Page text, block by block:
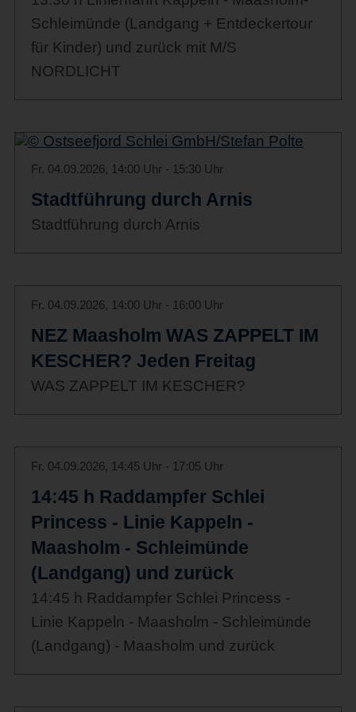
Schleimünde (Landgang + Entdeckertour
für Kinder) und zurück mit M/S
NORDLICHT
Fr. 04.09.2026, 14:00 Uhr - 15:30 Uhr
Stadtführung durch Arnis
Stadtführung durch Arnis
Fr. 04.09.2026, 14:00 Uhr - 16:00 Uhr
NEZ Maasholm WAS ZAPPELT IM
KESCHER? Jeden Freitag
WAS ZAPPELT IM KESCHER?
Fr. 04.09.2026, 14:45 Uhr - 17:05 Uhr
14:45 h Raddampfer Schlei
Princess - Linie Kappeln -
Maasholm - Schleimünde
(Landgang) und zurück
14:45 h Raddampfer Schlei Princess -
Linie Kappeln - Maasholm - Schleimünde
(Landgang) - Maasholm und zurück